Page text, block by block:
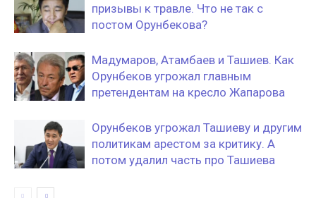
призывы к травле. Что не так с
постом Орунбекова?
Мадумаров, Атамбаев и Ташиев. Как
Орунбеков угрожал главным
претендентам на кресло Жапарова
Орунбеков угрожал Ташиеву и другим
политикам арестом за критику. А
потом удалил часть про Ташиева